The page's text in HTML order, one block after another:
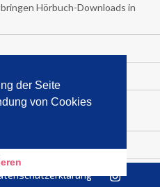
der Seite
von Cookies
Hörbuch-Downloads in
House" (auf Englisch) von